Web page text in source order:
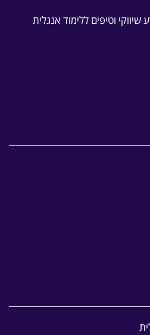
וטיפים ללימוד אנגלית